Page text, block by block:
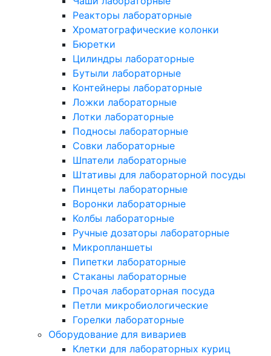
Реакторы лабораторные
Хроматографические колонки
Бюретки
Цилиндры лабораторные
Бутыли лабораторные
Контейнеры лабораторные
Ложки лабораторные
Лотки лабораторные
Подносы лабораторные
Совки лабораторные
Шпатели лабораторные
Штативы для лабораторной посуды
Пинцеты лабораторные
Воронки лабораторные
Колбы лабораторные
Ручные дозаторы лабораторные
Микропланшеты
Пипетки лабораторные
Стаканы лабораторные
Прочая лабораторная посуда
Петли микробиологические
Горелки лабораторные
Оборудование для вивариев
Клетки для лабораторных куриц